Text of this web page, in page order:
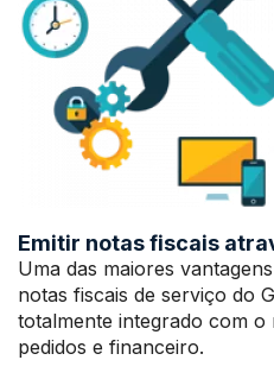
Emitir notas fiscais
Uma das maiores
notas fiscais de serviço do
totalmente integrado com
pedidos e financeiro.